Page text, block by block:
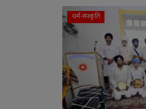
धर्म-संस्कृति